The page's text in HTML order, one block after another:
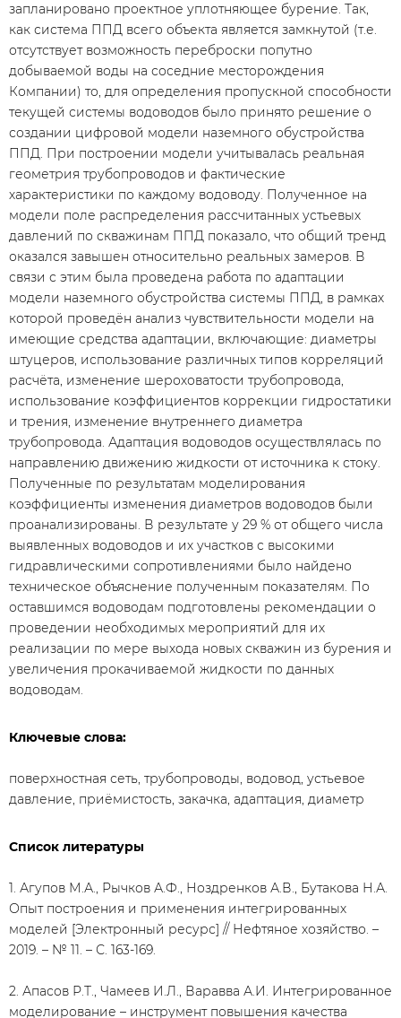
запланировано проектное уплотняющее бурение. Так,
как система ППД всего объекта является замкнутой (т.е.
отсутствует возможность переброски попутно
добываемой воды на соседние месторождения
Компании) то, для определения пропускной способности
текущей системы водоводов было принято решение о
создании цифровой модели наземного обустройства
ППД. При построении модели учитывалась реальная
геометрия трубопроводов и фактические
характеристики по каждому водоводу. Полученное на
модели поле распределения рассчитанных устьевых
давлений по скважинам ППД показало, что общий тренд
оказался завышен относительно реальных замеров. В
связи с этим была проведена работа по адаптации
модели наземного обустройства системы ППД, в рамках
которой проведён анализ чувствительности модели на
имеющие средства адаптации, включающие: диаметры
штуцеров, использование различных типов корреляций
расчёта, изменение шероховатости трубопровода,
использование коэффициентов коррекции гидростатики
и трения, изменение внутреннего диаметра
трубопровода. Адаптация водоводов осуществлялась по
направлению движению жидкости от источника к стоку.
Полученные по результатам моделирования
коэффициенты изменения диаметров водоводов были
проанализированы. В результате у 29 % от общего числа
выявленных водоводов и их участков с высокими
гидравлическими сопротивлениями было найдено
техническое объяснение полученным показателям. По
оставшимся водоводам подготовлены рекомендации о
проведении необходимых мероприятий для их
реализации по мере выхода новых скважин из бурения и
увеличения прокачиваемой жидкости по данных
водоводам.
Ключевые слова:
​поверхностная сеть, трубопроводы, водовод, устьевое
давление, приёмистость, закачка, адаптация, диаметр
Список литературы
1. Агупов М.А., Рычков А.Ф., Ноздренков А.В., Бутакова Н.А.
Опыт построения и применения интегрированных
моделей [Электронный ресурс] // Нефтяное хозяйство. –
2019. – № 11. – С. 163-169.
2. Апасов Р.Т., Чамеев И.Л., Варавва А.И. Интегрированное
моделирование – инструмент повышения качества